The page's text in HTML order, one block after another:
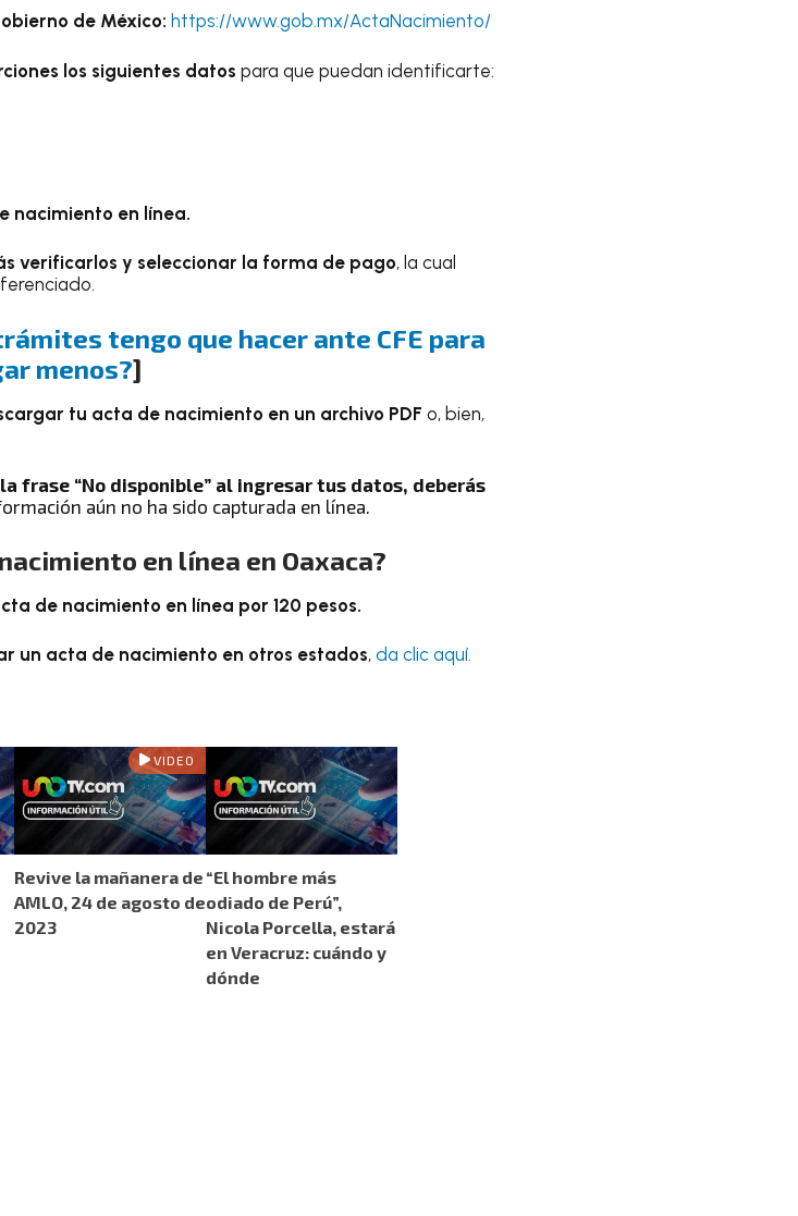
de México: https://www.gob.mx/ActaNacimiento/
los siguientes datos para que puedan identificarte:
nacimiento en línea.
verificarlos y seleccionar la forma de pago, la cual
tengo que hacer ante CFE para
menos?]
tu acta de nacimiento en un archivo PDF o, bien,
frase “No disponible” al ingresar tus datos, deberás
aún no ha sido capturada en línea.
en línea en Oaxaca?
de nacimiento en línea por 120 pesos.
un acta de nacimiento en otros estados, da clic aquí.
VIDEO
Revive la mañanera de
AMLO, 24 de agosto de
2023
“El hombre más
odiado de Perú”,
Nicola Porcella, estará
en Veracruz: cuándo y
dónde